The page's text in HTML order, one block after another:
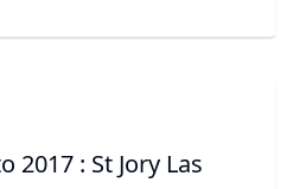
2017 : St Jory Las